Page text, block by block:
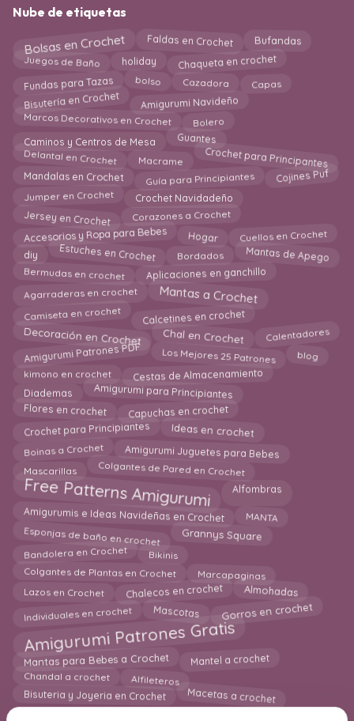
Nube de etiquetas
Bolsas en Crochet Faldas en Crochet Bufandas
Juegos de Baño holiday Chaqueta en crochet
Fundas para Tazas bolso Cazadora Capas
Bisutería en Crochet Amigurumi Navideño
Marcos Decorativos en Crochet Bolero
Caminos y Centros de Mesa Guantes
Delantal en Crochet Macrame Crochet para Principantes
Mandalas en Crochet Guía para Principiantes Cojines Puf
Jumper en Crochet Crochet Navidadeño
Jersey en Crochet Corazones a Crochet
Accesorios y Ropa para Bebes Hogar Cuellos en Crochet
diy Estuches en Crochet Bordados Mantas de Apego
Bermudas en crochet Aplicaciones en ganchillo
Agarraderas en crochet Mantas a Crochet
Camiseta en crochet Calcetines en crochet
Decoración en Crochet Chal en Crochet Calentadores
Amigurumi Patrones PDF Los Mejores 25 Patrones blog
kimono en crochet Cestas de Almacenamiento
Diademas Amigurumi para Principiantes
Flores en crochet Capuchas en crochet
Crochet para Principiantes Ideas en crochet
Boinas a Crochet Amigurumi Juguetes para Bebes
Mascarillas Colgantes de Pared en Crochet
Free Patterns Amigurumi Alfombras
Amigurumis e Ideas Navideñas en Crochet MANTA
Esponjas de baño en crochet Grannys Square
Bandolera en Crochet Bikinis
Colgantes de Plantas en Crochet Marcapaginas
Lazos en Crochet Chalecos en crochet Almohadas
Individuales en crochet Mascotas Gorros en crochet
Amigurumi Patrones Gratis
Mantas para Bebes a Crochet Mantel a crochet
Chandal a crochet Alfileteros
Bisuteria y Joyeria en Crochet Macetas a crochet